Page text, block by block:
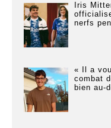
Iris
nerfs
« Il a
combat
bien au-